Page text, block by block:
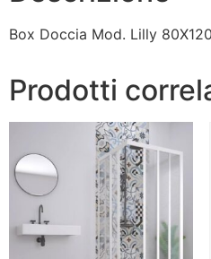
Box Doccia Mod. Lilly
Prodotti